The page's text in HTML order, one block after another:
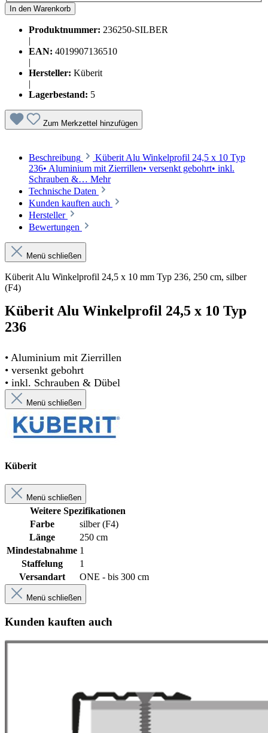
In den Warenkorb
Produktnummer: 236250-SILBER
|
EAN: 4019907136510
|
Hersteller: Küberit
|
Lagerbestand: 5
Zum Merkzettel hinzufügen
Beschreibung
Küberit Alu Winkelprofil 24,5 x 10 Typ
236• Aluminium mit Zierrillen• versenkt gebohrt• inkl.
Schrauben &… Mehr
Technische Daten
Kunden kauften auch
Hersteller
Bewertungen
Menü schließen
Küberit Alu Winkelprofil 24,5 x 10 mm Typ 236, 250 cm, silber
(F4)
Küberit Alu Winkelprofil 24,5 x 10 Typ
236
• Aluminium mit Zierrillen
• versenkt gebohrt
• inkl. Schrauben & Dübel
Menü schließen
Küberit
Menü schließen
Weitere Spezifikationen
Farbe
silber (F4)
Länge
250 cm
Mindestabnahme 1
Staffelung
1
Versandart
ONE - bis 300 cm
Menü schließen
Kunden kauften auch